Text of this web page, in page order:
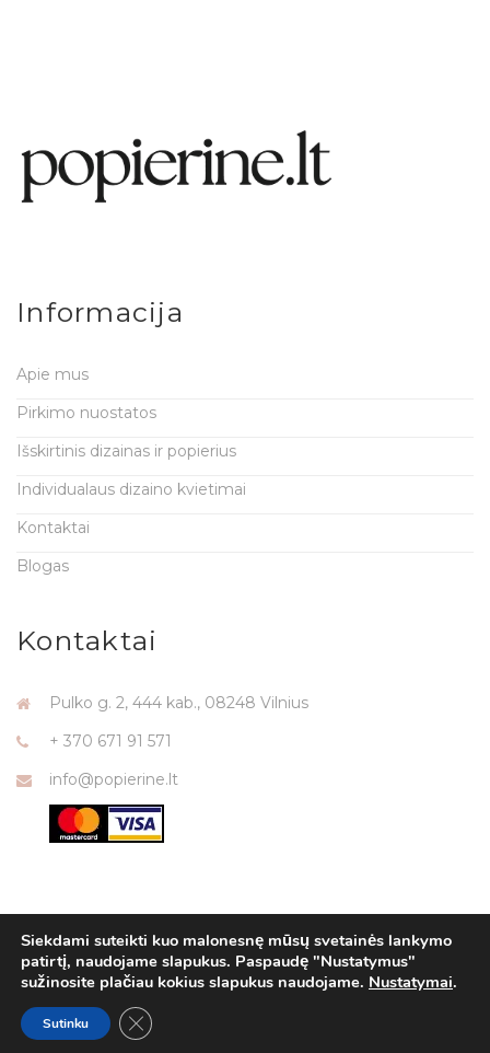
Informacija
Apie mus
Pirkimo nuostatos
Išskirtinis dizainas ir popierius
Individualaus dizaino kvietimai
Kontaktai
Blogas
Kontaktai
Pulko g. 2, 444 kab., 08248 Vilnius
+ 370 671 91 571
info@popierine.lt
POPIERINE.LT © 2025. Dizainas saugomas autorinių teisių.
Siekdami suteikti kuo malonesnę mūsų svetainės lankymo
patirtį, naudojame slapukus. Paspaudę "Nustatymus"
sužinosite plačiau kokius slapukus naudojame. Nustatymai.
Sutinku Close GDPR Cookie Banner